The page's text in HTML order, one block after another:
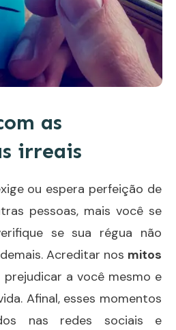
as
irreais
ou espera perfeição de
pessoas, mais você se
se sua régua não
Acreditar nos mitos
prejudicar a você mesmo e
Afinal, esses momentos
nas redes sociais e